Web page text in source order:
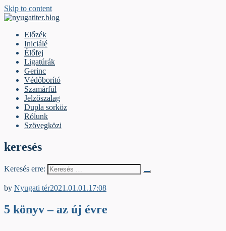
Skip to content
Előzék
Iniciálé
Élőfej
Ligatúrák
Gerinc
Védőborító
Szamárfül
Jelzőszalag
Dupla sorköz
Rólunk
Szövegközi
keresés
Keresés erre:
by Nyugati tér2021.01.01.17:08
5 könyv – az új évre